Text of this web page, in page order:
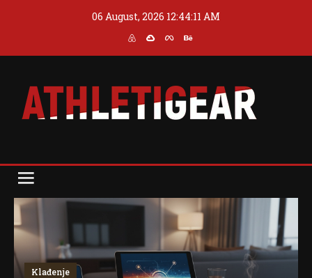
06 August, 2026 12:44:12 AM
Klađenje